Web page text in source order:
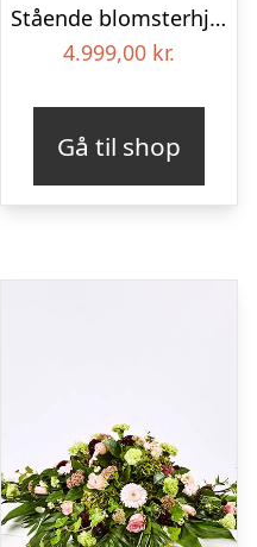
Stående blomsterhjerte – Et eksklusivt farvel
4.999,00 kr.
Gå til shop